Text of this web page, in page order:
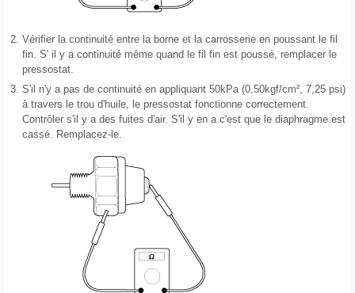
2. Vérifier la continuité entre la borne et la carrosserie en poussant le fil
fin. S' il y a continuité même quand le fil fin est poussé, remplacer le
pressostat.
3. S'il n'y a pas de continuité en appliquant 50kPa (0,50kgf/cm², 7,25 psi)
à travers le trou d'huile, le pressostat fonctionne correctement.
Contrôler s'il y a des fuites d′air. S'il y en a c'est que le diaphragme est
cassé. Remplacez-le.